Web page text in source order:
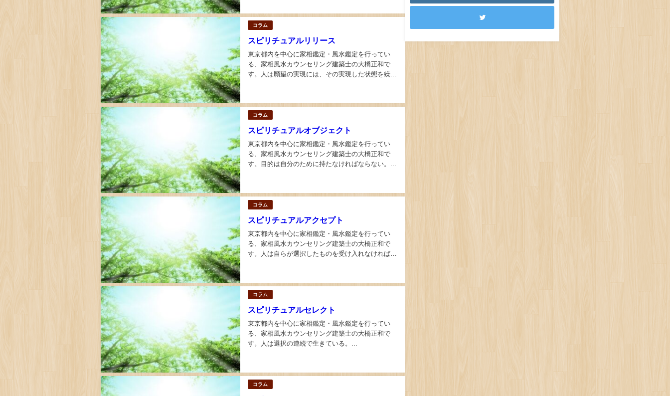
コラム
スピリチュアルリリース
東京都内を中心に家相鑑定・風水鑑定を行ってい
る、家相風水カウンセリング建築士の大橋正和で
す。人は願望の実現には、その実現した状態を繰り
ングを繰り返す傾向にある。...
コラム
スピリチュアルオブジェクト
東京都内を中心に家相鑑定・風水鑑定を行ってい
る、家相風水カウンセリング建築士の大橋正和で
す。目的は自分のために持たなければならない。...
コラム
スピリチュアルアクセプト
東京都内を中心に家相鑑定・風水鑑定を行ってい
る、家相風水カウンセリング建築士の大橋正和で
す。人は自らが選択したものを受け入れなければな
コラム
スピリチュアルセレクト
東京都内を中心に家相鑑定・風水鑑定を行ってい
る、家相風水カウンセリング建築士の大橋正和で
す。人は選択の連続で生きている。...
コラム